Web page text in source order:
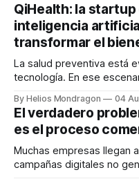
QiHealth: la
inteligencia
transformar el
La salud preventiva está
tecnología. En ese
dispositivos inteligentes,
en tiempo real para
decisiones sobre su salud
responder
By Helios Mondragon 04
El verdadero
es el proceso
Muchas empresas llegan
campañas digitales no